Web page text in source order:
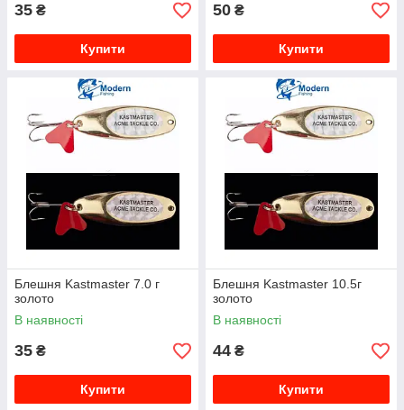
35 ₴
Купити
50 ₴
Купити
Блешня Kastmaster 7.0 г
золото
В наявності
35 ₴
Купити
Блешня Kastmaster 10.5г
золото
В наявності
44 ₴
Купити